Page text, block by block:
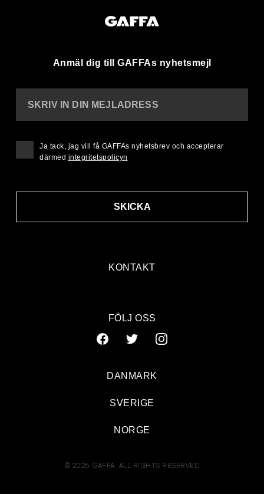
Anmäl dig till GAFFAs nyhetsmejl
KONTAKT
SKRIV IN DIN MEJLADRESS
SKICKA
Ja tack, jag vill få GAFFAs nyhetsbrev och accepterar
därmed integritetspolicyn
FÖLJ OSS
© 2026 GAFFA. ALL RIGHTS RESERVED
DANMARK
SVERIGE
NORGE